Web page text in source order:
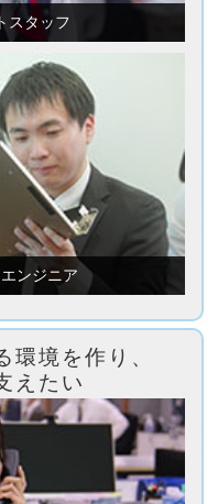
スタッフ
ンジニア
環境を作り、
えたい